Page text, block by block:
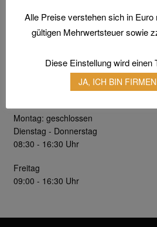
Antriebstechnik
Hebebänder
Rundschlingen
info(at)arbtech.de
Kontaktformular
Unsere Öffnungszeiten
Montag: geschlossen
Dienstag - Donnerstag
08:30 - 16:30 Uhr
Freitag
09:00 - 16:30 Uhr
Alle Preise verstehen sich in Euro
gültigen Mehrwertsteuer sowie
Diese Einstellung wird einen
JA, ICH BIN